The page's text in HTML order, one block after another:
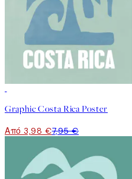
Graphic Costa Rica Poster
Από 3,98 €7,95 €